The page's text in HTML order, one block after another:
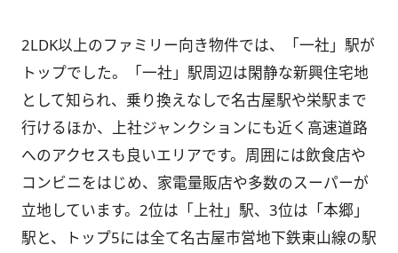
2LDK以上のファミリー向き物件では、「一社」駅が
トップでした。「一社」駅周辺は閑静な新興住宅地
として知られ、乗り換えなしで名古屋駅や栄駅まで
行けるほか、上社ジャンクションにも近く高速道路
へのアクセスも良いエリアです。周囲には飲食店や
コンビニをはじめ、家電量販店や多数のスーパーが
立地しています。2位は「上社」駅、3位は「本郷」
駅と、トップ5には全て名古屋市営地下鉄東山線の駅